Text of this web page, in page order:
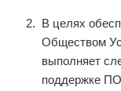
В целях
Обществом
выполняет
поддержке